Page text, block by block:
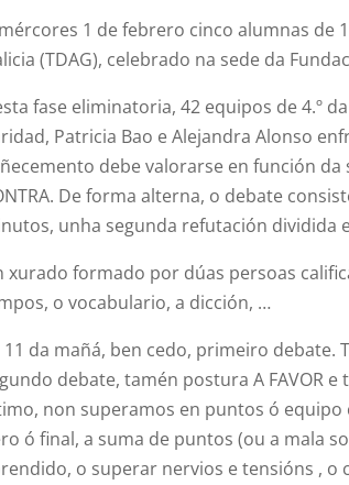
1 de febrero cinco alumnas de
(TDAG), celebrado na sede da
fase eliminatoria, 42 equipos de 4.º
Patricia Bao e Alejandra Alonso
debe valorarse en función da
De forma alterna, o debate
unha segunda refutación dividida
xurado formado por dúas persoas
o vocabulario, a dicción, …
11 da mañá, ben cedo, primeiro debate.
debate, tamén postura A FAVOR
non superamos en puntos ó
ó final, a suma de puntos (ou a mala
o superar nervios e tensións , o